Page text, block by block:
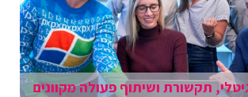
תקשורת ושיתוף פעולה מקוונים